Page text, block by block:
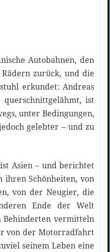
Autobahnen, den
zurück, und die
erkundet: Andreas
ist
unter Bedingungen,
gelebter – und zu
Asien – und berichtet
Schönheiten, von
von der Neugier, die
Ende der Welt
Behinderten vermitteln
von der Motorradfahrt
seinem Leben eine